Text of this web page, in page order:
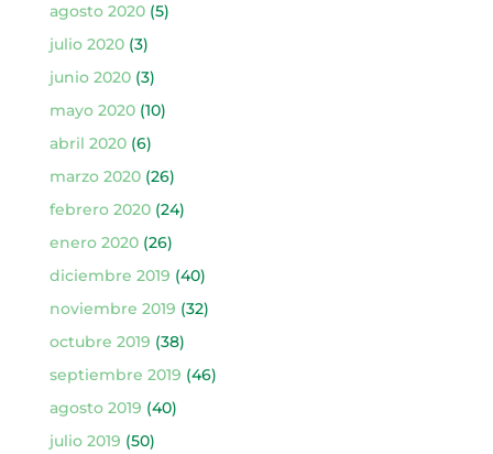
agosto 2020(5)
julio 2020(3)
junio 2020(3)
mayo 2020(10)
abril 2020(6)
marzo 2020(26)
febrero 2020(24)
enero 2020(26)
diciembre 2019 (40)
noviembre 2019 (32)
octubre 2019 (38)
septiembre 2019 (46)
agosto 2019 (40)
julio 2019 (50)